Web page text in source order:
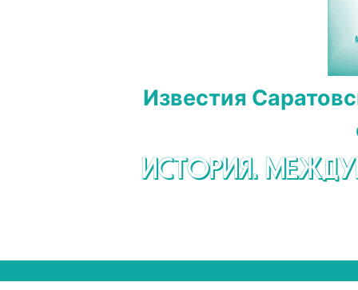
Известия
ИСТОРИЯ.